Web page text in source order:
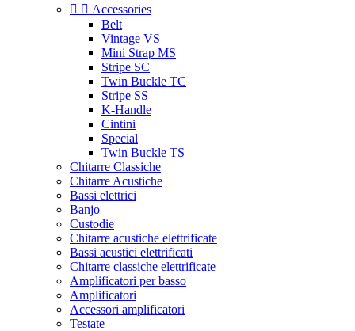
  Accessories
Belt
Vintage VS
Mini Strap MS
Stripe SC
Twin Buckle TC
Stripe SS
K-Handle
Cintini
Special
Twin Buckle TS
Chitarre Classiche
Chitarre Acustiche
Bassi elettrici
Banjo
Custodie
Chitarre acustiche elettrificate
Bassi acustici elettrificati
Chitarre classiche elettrificate
Amplificatori per basso
Amplificatori
Accessori amplificatori
Testate